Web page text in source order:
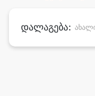
დალაგება: